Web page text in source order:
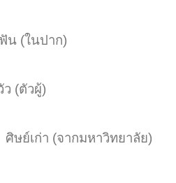
นปาก)
วผู้)
า (จากมหาวิทยาลัย)